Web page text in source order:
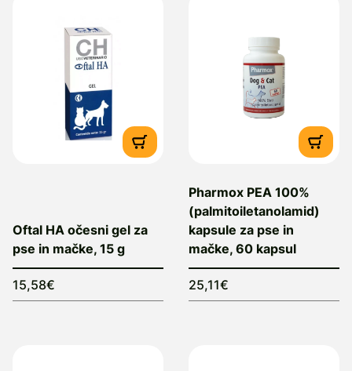
Oftal HA očesni gel za
pse in mačke, 15 g
15,58€
Pharmox PEA 100%
(palmitoiletanolamid)
kapsule za pse in
mačke, 60 kapsul
25,11€